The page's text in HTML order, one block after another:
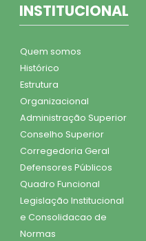
INSTITUCIONAL
Quem somos
Histórico
Estrutura
Organizacional
Administração Superior
Conselho Superior
Corregedoria Geral
Defensores Públicos
Quadro Funcional
Legislação Institucional
e Consolidacao de
Normas